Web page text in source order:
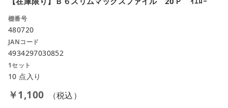
棚番号
480720
JANコード
4934297030852
1セット
10 点入り
￥1,100 （税込）